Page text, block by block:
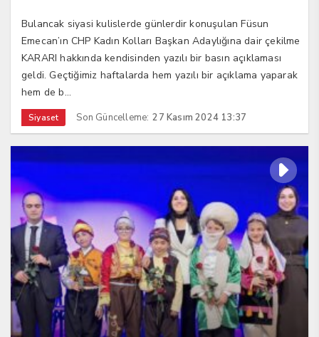
Bulancak siyasi kulislerde günlerdir konuşulan Füsun
Emecan’ın CHP Kadın Kolları Başkan Adaylığına dair çekilme
KARARI hakkında kendisinden yazılı bir basın açıklaması
geldi. Geçtiğimiz haftalarda hem yazılı bir açıklama yaparak
hem de b...
Siyaset Son Güncelleme: 27 Kasım 2024 13:37